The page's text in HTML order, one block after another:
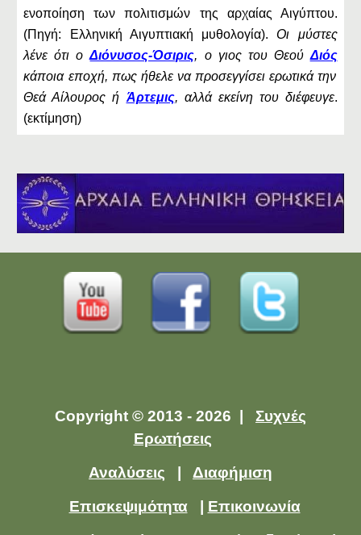
ενοποίηση των πολιτισμών της αρχαίας Αιγύπτου.
(Πηγή: Ελληνική Αιγυπτιακή μυθολογία).Οι μύστες
λένε ότι οΔιόνυσος-Όσιρις, ο γιος του ΘεούΔιός
κάποια εποχή, πως ήθελε να προσεγγίσει ερωτικά την
Θεά Αίλουρος ή Άρτεμις, αλλά εκείνη του διέφευγε.
(εκτίμηση)
Copyright © 2013 - 2026 | Συχνές
Ερωτήσεις
Αναλύσεις
Διαφήμιση
Επισκεψιμότητα| Επικοινωνία